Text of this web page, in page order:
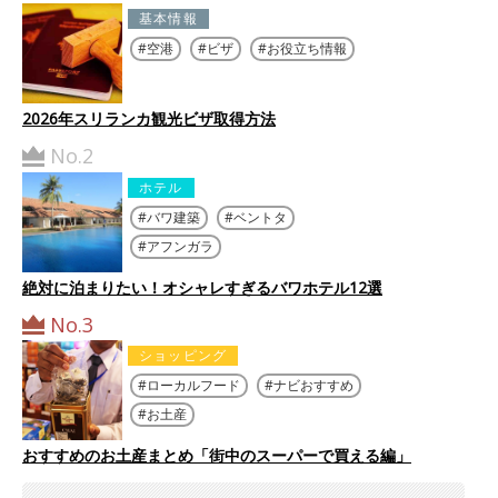
基本情報
空港
ビザ お役立ち情報
2026年スリランカ観光ビザ取得方法
No.2
ホテル
バワ建築
ベントタ
アフンガラ
絶対に泊まりたい！オシャレすぎるバワホテル12選
No.3
ショッピング
ローカルフード
ナビおすすめ
お土産
おすすめのお土産まとめ「街中のスーパーで買える編」